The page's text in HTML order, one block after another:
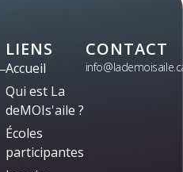
LIENS
Accueil
Qui est La
deMOIs'aile ?
Écoles
participantes
CONTACT